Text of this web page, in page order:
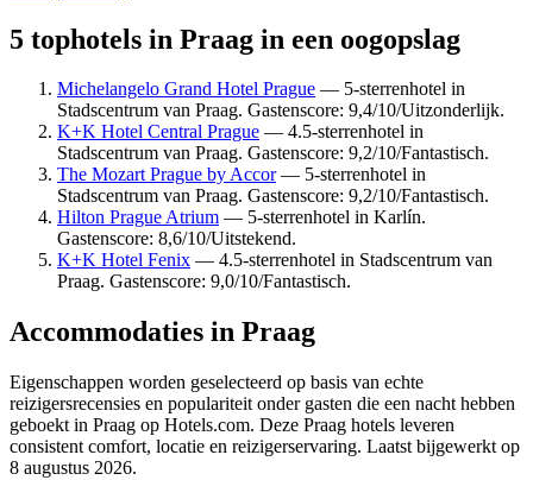
5 tophotels in Praag in een oogopslag
Michelangelo Grand Hotel Prague — 5-sterrenhotel in
Stadscentrum van Praag. Gastenscore: 9,4/10/Uitzonderlijk.
K+K Hotel Central Prague — 4.5-sterrenhotel in
Stadscentrum van Praag. Gastenscore: 9,2/10/Fantastisch.
The Mozart Prague by Accor— 5-sterrenhotel in
Stadscentrum van Praag. Gastenscore: 9,2/10/Fantastisch.
Hilton Prague Atrium — 5-sterrenhotel in Karlín.
Gastenscore: 8,6/10/Uitstekend.
K+K Hotel Fenix — 4.5-sterrenhotel in Stadscentrum van
Praag. Gastenscore: 9,0/10/Fantastisch.
Accommodaties in Praag
Eigenschappen worden geselecteerd op basis van echte
reizigersrecensies en populariteit onder gasten die een nacht hebben
geboekt in Praag op Hotels.com. Deze Praag hotels leveren
consistent comfort, locatie en reizigerservaring. Laatst bijgewerkt op
8 augustus 2026.